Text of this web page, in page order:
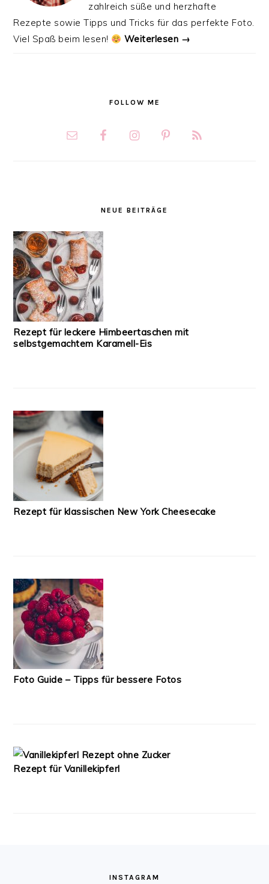
zahlreich süße und herzhafte
Rezepte sowie Tipps und Tricks für das perfekte Foto.
Viel Spaß beim lesen!
Weiterlesen →
FOLLOW ME
NEUE BEITRÄGE
Rezept für leckere Himbeertaschen mit
selbstgemachtem Karamell-Eis
Rezept für klassischen New York Cheesecake
Foto Guide – Tipps für bessere Fotos
Rezept für Vanillekipferl
INSTAGRAM